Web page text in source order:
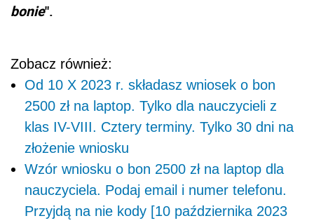
bonie".
Zobacz również:
Od 10 X 2023 r. składasz wniosek o bon
2500 zł na laptop. Tylko dla nauczycieli z
klas IV-VIII. Cztery terminy. Tylko 30 dni na
złożenie wniosku
Wzór wniosku o bon 2500 zł na laptop dla
nauczyciela. Podaj email i numer telefonu.
Przyjdą na nie kody [10 października 2023